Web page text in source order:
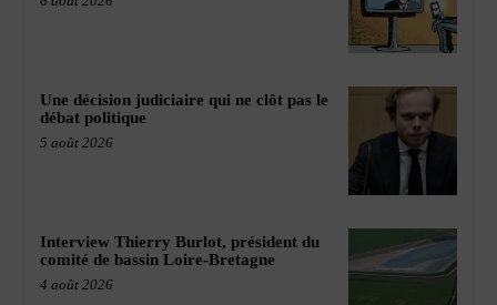
Une décision judiciaire qui ne clôt pas le
débat politique
5 août 2026
Interview Thierry Burlot, président du
comité de bassin Loire-Bretagne
4 août 2026